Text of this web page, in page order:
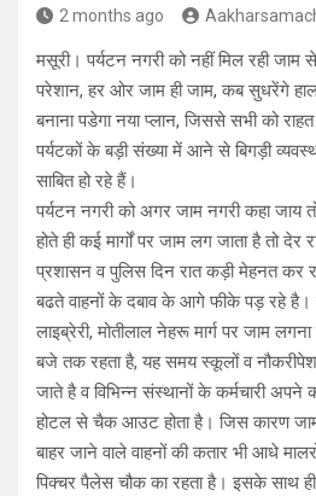
2 months ago
मसूरी। पर्यटन नगरी को नहीं मिल रही जाम
परेशान, हर ओर जाम ही जाम, कब सुधरेंगे
बनाना पडेगा नया प्लान, जिससे सभी को
पर्यटकों के बड़ी संख्या में आने से बिगड़ी
साबित हो रहे हैं।
पर्यटन नगरी को अगर जाम नगरी कहा जाय
होते ही कई मार्गों पर जाम लग जाता है तो देर
प्रशासन व पुलिस दिन रात कड़ी मेहनत कर
बढते वाहनों के दबाव के आगे फीके पड़ रहे
लाइब्रेरी, मोतीलाल नेहरू मार्ग पर जाम
बजे तक रहता है, यह समय स्कूलों व
जाते है व विभिन्न संस्थानों के कर्मचारी अपने
होटल से चैक आउट होता है। जिस कारण
बाहर जाने वाले वाहनों की कतार भी आधे
पिक्चर पैलेस चौक का रहता है। इसके साथ ही